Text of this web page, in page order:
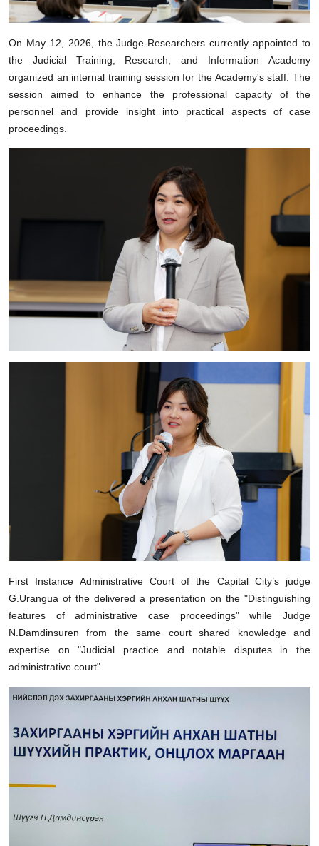
On May 12, 2026, the Judge-Researchers currently appointed to
the Judicial Training, Research, and Information Academy
organized an internal training session for the Academy's staff. The
session aimed to enhance the professional capacity of the
personnel and provide insight into practical aspects of case
proceedings.
First Instance Administrative Court of the Capital City’s judge
G.Urangua of the delivered a presentation on the "Distinguishing
features of administrative case proceedings" while Judge
N.Damdinsuren from the same court shared knowledge and
expertise on "Judicial practice and notable disputes in the
administrative court".